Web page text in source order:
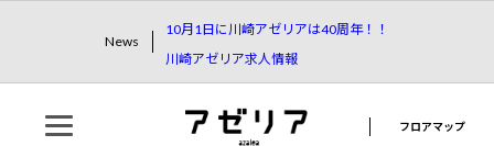
News
10月1日に川崎アゼリアは40周年！！
川崎アゼリア求人情報
フロアマップ